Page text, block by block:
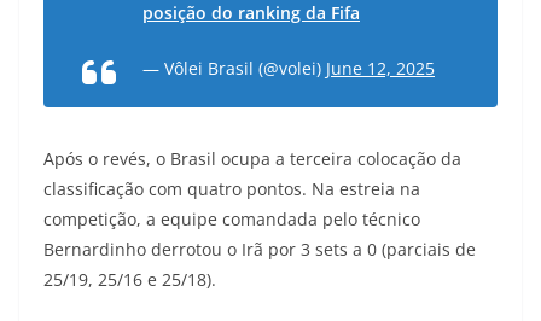
posição do ranking da Fifa
— Vôlei Brasil (@volei) June 12, 2025
Após o revés, o Brasil ocupa a terceira colocação da
classificação com quatro pontos. Na estreia na
competição, a equipe comandada pelo técnico
Bernardinho derrotou o Irã por 3 sets a 0 (parciais de
25/19, 25/16 e 25/18).